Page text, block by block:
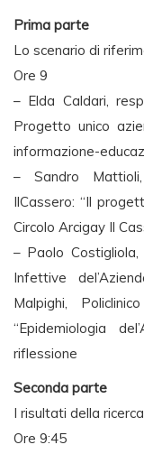
Prima parte
Lo scenario di
Ore 9
– Elda Caldari,
Progetto unico
informazione-
– Sandro
IlCassero: “Il
Circolo Arcigay Il
– Paolo Costigliola,
Infettive
Malpighi,
“Epidemiologia
riflessione
Seconda parte
I risultati della
Ore 9:45